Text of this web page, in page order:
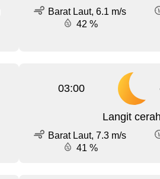
Barat Laut, 6.1 m/s
42 %
03:00
Langit cerah
Barat Laut, 7.3 m/s
41 %